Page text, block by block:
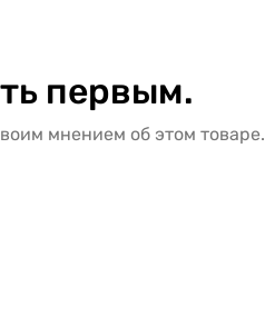
первым.
мнением об этом товаре.